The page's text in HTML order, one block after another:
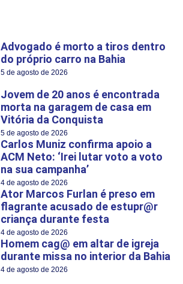
Advogado é morto a tiros dentro
do próprio carro na Bahia
5 de agosto de 2026
Jovem de 20 anos é encontrada
morta na garagem de casa em
Vitória da Conquista
5 de agosto de 2026
Carlos Muniz confirma apoio a
ACM Neto: ‘Irei lutar voto a voto
na sua campanha’
4 de agosto de 2026
Ator Marcos Furlan é preso em
flagrante acusado de estupr@r
criança durante festa
4 de agosto de 2026
Homem cag@ em altar de igreja
durante missa no interior da Bahia
4 de agosto de 2026